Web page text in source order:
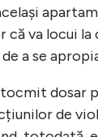
că va locui la
a se
dosar
de